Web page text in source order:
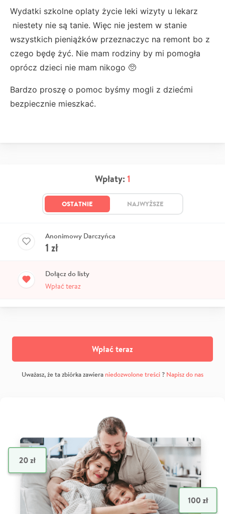
Wydatki szkolne oplaty życie leki wizyty u lekarz
niestety nie są tanie. Więc nie jestem w stanie
wszystkich pieniążków przeznaczyc na remont bo z
czego będę żyć. Nie mam rodziny by mi pomogła
oprócz dzieci nie mam nikogo 🥺
Bardzo proszę o pomoc byśmy mogli z dziećmi
bezpiecznie mieszkać.
Wpłaty: 1
OSTATNIE NAJWYŻSZE
Anonimowy Darczyńca
1 zł
Dołącz do listy
Wpłać teraz
Wpłać teraz
Uważasz, że ta zbiórka zawiera niedozwolone treści? Napisz do nas